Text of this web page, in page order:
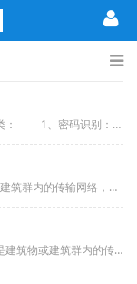
门禁系统按进出识别方式可分为以下三大类： 1、密码识别：通过检验输入密码是否正确来识别进出权限。 这类产品又分两...
综合布线又叫做结构化布线，是建筑物或建筑群内的传输网络，它既能使语音和数据通信设备、交换设备和其它信息管理系统彼此相...
综合布线 综合布线又叫做结构化布线，是建筑物或建筑群内的传输网络，它既能使语音和数据通信设备、交换设备和其它信息管...